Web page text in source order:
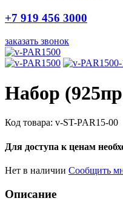
+7 919 456 3000
заказать звонок
Набор
Код товара: v-ST-PAR15-00
Для доступа к ценам
Нет в наличии Сообщить
Описание